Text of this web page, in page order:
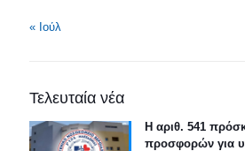
« Ιούλ
Τελευταία νέα
Η αριθ. 541
προσφορών για